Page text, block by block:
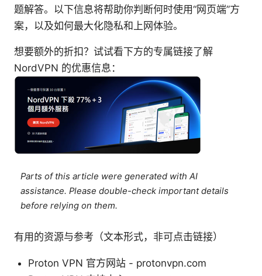
题解答。以下信息将帮助你判断何时使用“网页端”方
案，以及如何最大化隐私和上网体验。
想要额外的折扣？试试看下方的专属链接了解
NordVPN 的优惠信息：
Parts of this article were generated with AI
assistance. Please double-check important details
before relying on them.
有用的资源与参考（文本形式，非可点击链接）
Proton VPN 官方网站 - protonvpn.com